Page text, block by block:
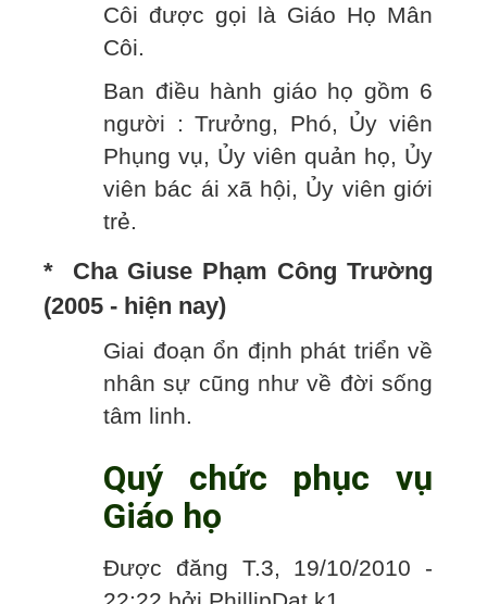
Côi được gọi là Giáo Họ Mân
Côi.
Ban điều hành giáo họ gồm 6
người : Trưởng, Phó, Ủy viên
Phụng vụ, Ủy viên quản họ, Ủy
viên bác ái xã hội, Ủy viên giới
trẻ.
* Cha Giuse Phạm Công Trường
(2005 - hiện nay)
Giai đoạn ổn định phát triển về
nhân sự cũng như về đời sống
tâm linh.
Quý chức phục vụ
Giáo họ
Được đăng T.3, 19/10/2010 -